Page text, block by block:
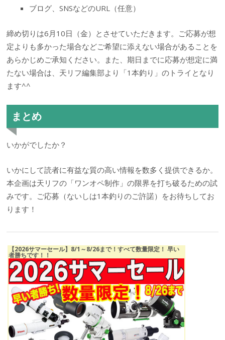
ブログ、SNSなどのURL（任意）
締め切りは6月10日（金）とさせていただきます。ご応募が想
定よりも多かった場合などご希望に添えない場合があることを
あらかじめご承知ください。また、期日までに応募が想定に満
たない場合は、天リフ編集部より「1本釣り」のトライとなり
ます^^
まとめ
いかがでしたか？
いかにして読者に有益な質の高い情報を数多く提供できるか。
本企画は天リフの「ワンオペ制作」の限界を打ち破るための試
みです。ご応募（ないしは1本釣りのご許諾）をお待ちしてお
ります！
【2026サマーセール】8/1～8/26まで！すべて数量限定！ 早い
者勝ちです！！